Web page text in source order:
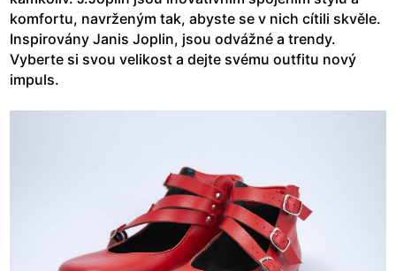
komfortu, navrženým tak, abyste se v nich cítili skvěle.
Inspirovány Janis Joplin, jsou odvážné a trendy.
Vyberte si svou velikost a dejte svému outfitu nový
impuls.